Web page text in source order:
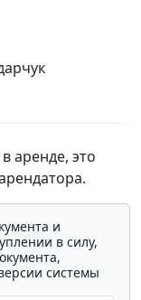
аренде, это
и
в силу,
системы